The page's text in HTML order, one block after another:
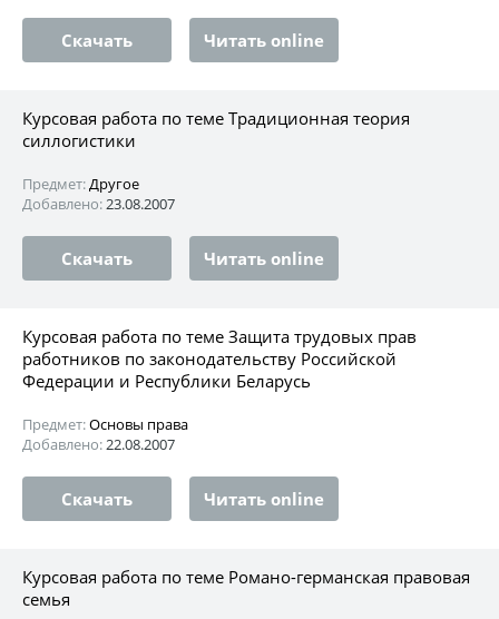
Скачать Читать online
Курсовая работа по теме Традиционная теория
силлогистики
Предмет:Другое
Добавлено:23.08.2007
Скачать Читать online
Курсовая работа по теме Защита трудовых прав
работников по законодательству Российской
Федерации и Республики Беларусь
Предмет:Основы права
Добавлено:22.08.2007
Скачать Читать online
Курсовая работа по теме Романо-германская правовая
семья